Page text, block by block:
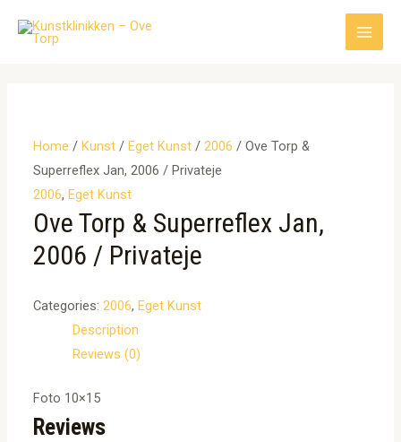
Main
Home /Kunst /Eget Kunst /2006 / Ove Torp &
Superreflex Jan, 2006 / Privateje
2006,Eget Kunst
Ove Torp & Superreflex Jan,
2006 / Privateje
Categories:2006,Eget Kunst
Description
Reviews (0)
Foto 10×15
Reviews